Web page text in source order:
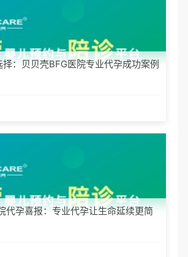
：贝贝壳BFG医院专业代孕成功案例
代孕喜报：专业代孕让生命延续更简